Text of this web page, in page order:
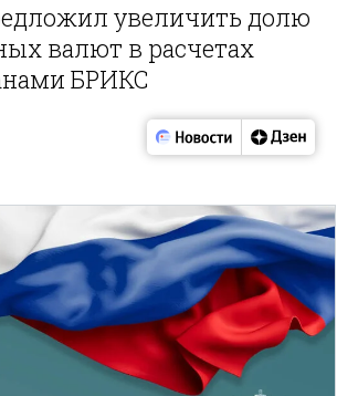
увеличить долю
валют в расчетах
БРИКС